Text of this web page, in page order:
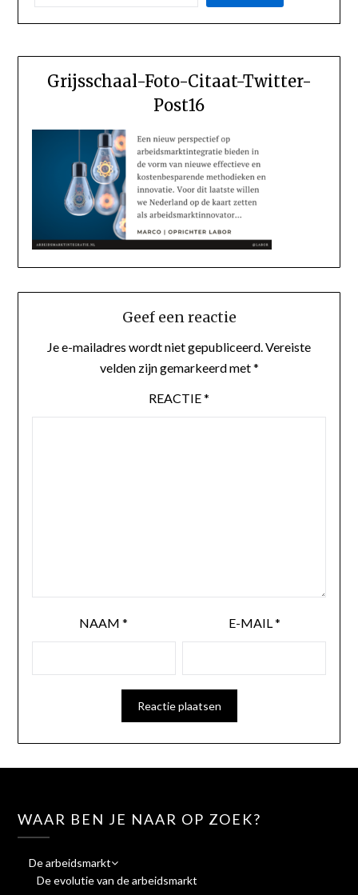
Grijsschaal-Foto-Citaat-Twitter-
Post16
Geef een reactie
Je e-mailadres wordt niet gepubliceerd. Vereiste
velden zijn gemarkeerd met*
REACTIE*
NAAM* E-MAIL *
WAAR BEN JE NAAR OP ZOEK?
De arbeidsmarkt
De evolutie van de arbeidsmarkt